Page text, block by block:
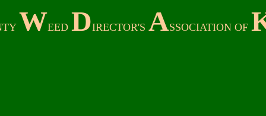
WEED DIRECTOR'S ASSOCIATION OF